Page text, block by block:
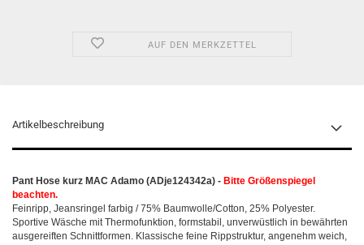
AUF DEN MERKZETTEL
Artikelbeschreibung
Pant Hose kurz MAC Adamo (ADje124342a) - Bitte Größenspiegel
beachten.
Feinripp, Jeansringel farbig / 75% Baumwolle/Cotton, 25% Polyester.
Sportive Wäsche mit Thermofunktion, formstabil, unverwüstlich in bewährten
ausgereiften Schnittformen. Klassische feine Rippstruktur, angenehm weich,